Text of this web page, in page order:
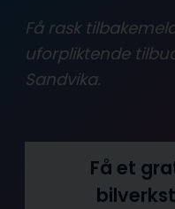
Få rask
uforpliktende
Sandvika.
Få et